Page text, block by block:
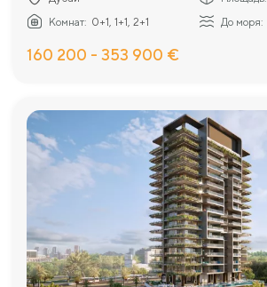
Комнат: 0+1, 1+1, 2+1 До моря:
160 200 - 353 900 €